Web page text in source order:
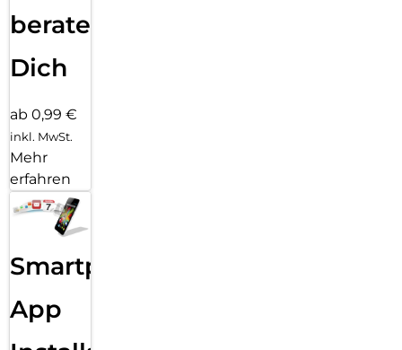
beraten
Dich
ab 0,99 €
inkl. MwSt.
Mehr
erfahren
Smartphone
App